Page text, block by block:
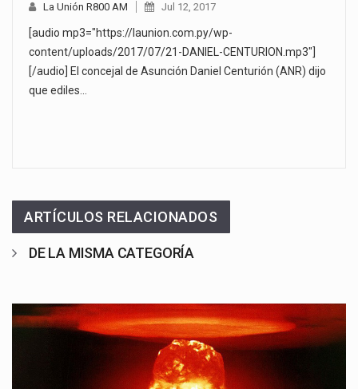
La Unión R800 AM Jul 12, 2017
[audio mp3="https://launion.com.py/wp-
content/uploads/2017/07/21-DANIEL-CENTURION.mp3"]
[/audio] El concejal de Asunción Daniel Centurión (ANR) dijo
que ediles…
ARTÍCULOS RELACIONADOS
DE LA MISMA CATEGORÍA